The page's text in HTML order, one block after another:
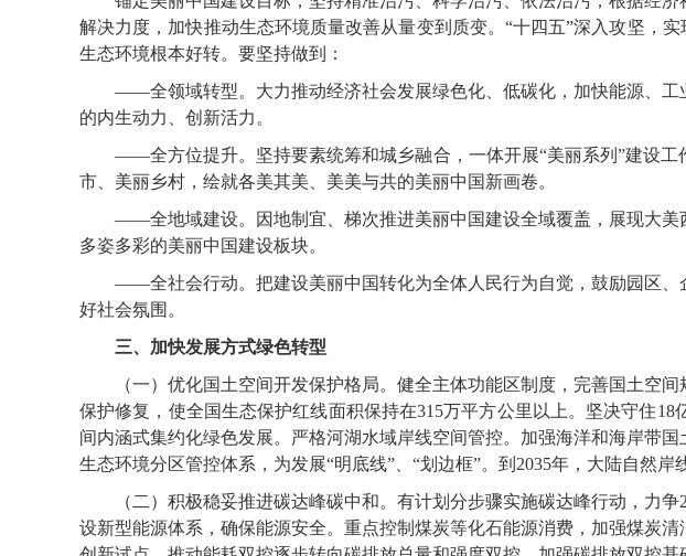
解决力度，加快推动生态环境质量改善从量变到质变。“十四五”深入攻坚，
生态环境根本好转。要坚持做到：
——全领域转型。大力推动经济社会发展绿色化、低碳化，加快能源、工
的内生动力、创新活力。
——全方位提升。坚持要素统筹和城乡融合，一体开展“美丽系列”建设工
市、美丽乡村，绘就各美其美、美美与共的美丽中国新画卷。
——全地域建设。因地制宜、梯次推进美丽中国建设全域覆盖，展现大美
多姿多彩的美丽中国建设板块。
——全社会行动。把建设美丽中国转化为全体人民行为自觉，鼓励园区、
好社会氛围。
三、加快发展方式绿色转型
（一）优化国土空间开发保护格局。健全主体功能区制度，完善国土空间
保护修复，使全国生态保护红线面积保持在315万平方公里以上。坚决守住
间内涵式集约化绿色发展。严格河湖水域岸线空间管控。加强海洋和海岸带
生态环境分区管控体系，为发展“明底线”、“划边框”。到2035年，大陆自然
（二）积极稳妥推进碳达峰碳中和。有计划分步骤实施碳达峰行动，力争
设新型能源体系，确保能源安全。重点控制煤炭等化石能源消费，加强煤炭